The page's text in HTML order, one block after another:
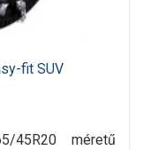
fit SUV
45R20 méretű